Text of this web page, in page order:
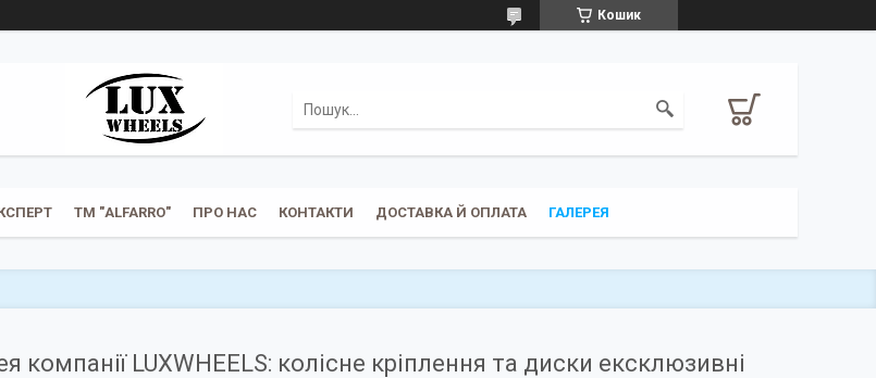
Кошик
ТМ "ALFARRO" ПРО НАС КОНТАКТИ ДОСТАВКА Й ОПЛАТА ГАЛЕРЕЯ
компанії LUXWHEELS: колісне кріплення та диски ексклюзивні